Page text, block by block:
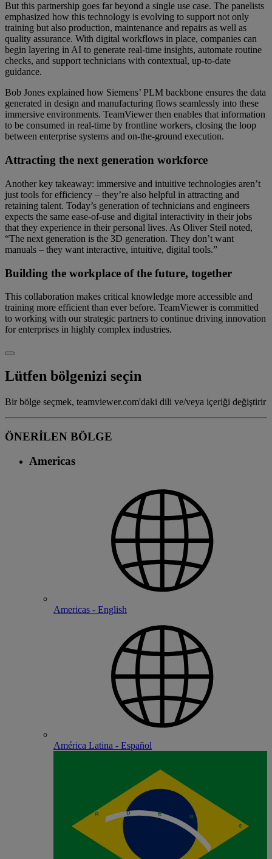
But this partnership goes far beyond a single use case. The panelists
emphasized how this technology is evolving to support not only
training but also production, maintenance and repairs as well as
quality assurance. With digital workflows in place, companies can
begin layering in AI to generate real-time insights, automate routine
checks, and support technicians with contextual, up-to-date
guidance.
Bob Jones explained how Siemens’ PLM backbone ensures the data
generated in design and manufacturing flows seamlessly into these
immersive environments. TeamViewer then enables that information
to be consumed in real-time by frontline workers, closing the loop
between enterprise systems and on-the-ground execution.
Attracting the next generation workforce
Another key takeaway: immersive and intuitive technologies aren’t
just tools for efficiency – they’re also helpful in attracting and
retaining talent. Today’s generation of technicians and engineers
expects the same ease-of-use and digital interactivity in their jobs
that they experience in their personal lives. As Oliver Steil noted,
“The next generation is the 3D generation. They don’t want
manuals – they want interactive, intuitive, digital tools.”
Building the workplace of the future, together
This collaboration makes critical knowledge more accessible and
training more efficient than ever before. TeamViewer is committed
to working with our strategic partners to continue driving innovation
for enterprises in highly complex industries.
Lütfen bölgenizi seçin
Bir bölge seçmek, teamviewer.com'daki dili ve/veya içeriği değiştirir
ÖNERİLEN BÖLGE
Americas
Americas - English
América Latina - Español